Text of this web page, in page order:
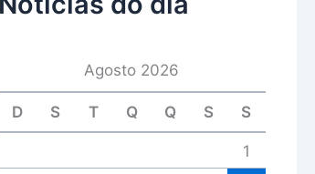
Agosto 2026
D S T Q Q S S
1